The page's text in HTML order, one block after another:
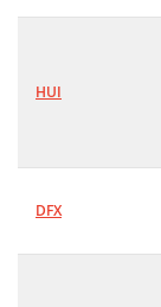
40 Onyx
Owner's
Owner's
Owner's
HUI
DFX